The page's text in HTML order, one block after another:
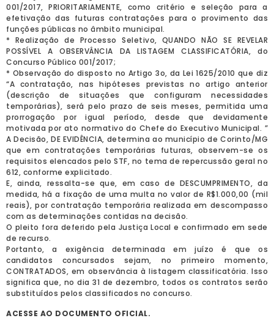
001/2017, PRIORITARIAMENTE, como critério e seleção para a
efetivação das futuras contratações para o provimento das
funções públicas no âmbito municipal.
* Realização de Processo Seletivo, QUANDO NÃO SE REVELAR
POSSÍVEL A OBSERVÂNCIA DA LISTAGEM CLASSIFICATÓRIA, do
Concurso Público 001/2017;
* Observação do disposto no Artigo 3o, da Lei 1625/2010 que diz
“A contratação, nas hipóteses previstas no artigo anterior
(descrição de situações que configuram necessidades
temporárias), será pelo prazo de seis meses, permitida uma
prorrogação por igual período, desde que devidamente
motivada por ato normativo do Chefe do Executivo Municipal. ”
A Decisão, DE EVIDÊNCIA, determina ao município de Corinto/MG
que em contratações temporárias futuras, observem-se os
requisitos elencados pelo STF, no tema de repercussão geral no
612, conforme explicitado.
E, ainda, ressalta-se que, em caso de DESCUMPRIMENTO, da
medida, há a fixação de uma multa no valor de R$1.000,00 (mil
reais), por contratação temporária realizada em descompasso
com as determinações contidas na decisão.
O pleito fora deferido pela Justiça Local e confirmado em sede
de recurso.
Portanto, a exigência determinada em juízo é que os
candidatos concursados sejam, no primeiro momento,
CONTRATADOS, em observância à listagem classificatória. Isso
significa que, no dia 31 de dezembro, todos os contratos serão
substituídos pelos classificados no concurso.
ACESSE AO DOCUMENTO OFICIAL.